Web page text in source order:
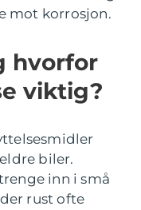
mot korrosjon.
hvorfor
viktig?
biler.
inn i små
rust ofte